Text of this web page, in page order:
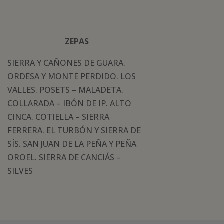
ZEPAS
SIERRA Y CAÑONES DE GUARA.
ORDESA Y MONTE PERDIDO. LOS
VALLES. POSETS – MALADETA.
COLLARADA – IBÓN DE IP. ALTO
CINCA. COTIELLA – SIERRA
FERRERA. EL TURBÓN Y SIERRA DE
SÍS. SAN JUAN DE LA PEÑA Y PEÑA
OROEL. SIERRA DE CANCIÁS –
SILVES